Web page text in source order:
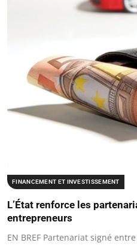
FINANCEMENT ET INVESTISSEMENT
L’État renforce les
entrepreneurs
EN BREF Partenariat signé